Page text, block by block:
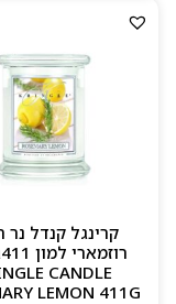
קרינגל קנדל נר
CANDLE
LEMON 411G